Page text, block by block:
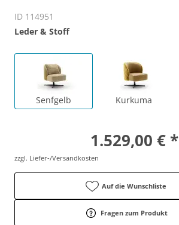
ID 114951
Leder & Stoff
Senfgelb Kurkuma
1.529,00 € *
zzgl. Liefer-/Versandkosten
Auf die Wunschliste
Fragen zum Produkt